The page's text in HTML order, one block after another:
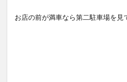
お店の前が満車なら第二駐車場を見